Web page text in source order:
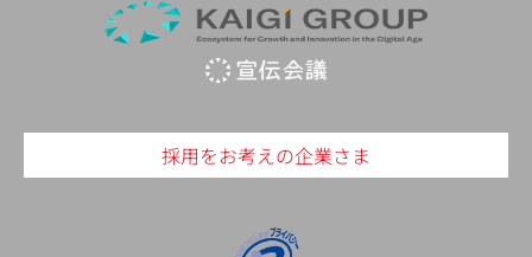
採用をお考えの企業さま